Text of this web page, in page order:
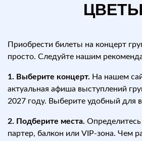
ЦВЕТЫ
Приобрести билеты на концерт
просто. Следуйте нашим
1. Выберите концерт. На нашем
актуальная афиша выступлений
2027 году. Выберите удобный для
2. Подберите места.
партер, балкон или VIP-зона. Чем